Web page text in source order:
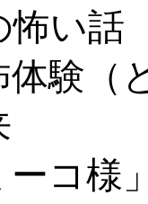
怖い話
験（
コ様